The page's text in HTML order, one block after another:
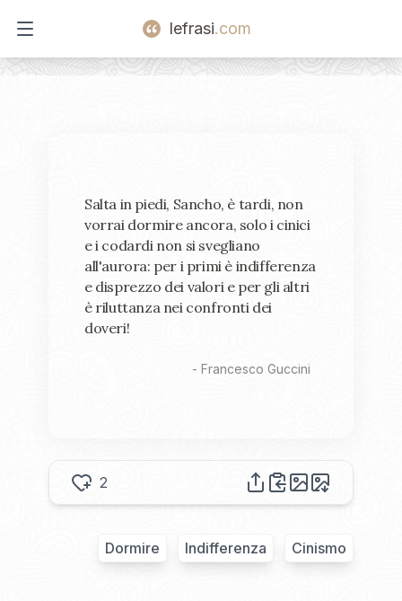
Open main menu
lefrasi.com
Salta in piedi, Sancho, è tardi, non
vorrai dormire ancora, solo i cinici
e i codardi non si svegliano
all'aurora: per i primi è indifferenza
e disprezzo dei valori e per gli altri
è riluttanza nei confronti dei
doveri!
- Francesco Guccini
2
Dormire Indifferenza Cinismo